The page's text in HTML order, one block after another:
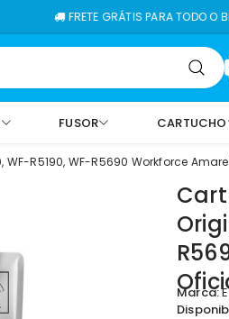
FRETE GRÁTIS PARA TODO O BRASIL
FUSOR CARTUCHO
WF-R5190, WF-R5690 Workforce
Marca: